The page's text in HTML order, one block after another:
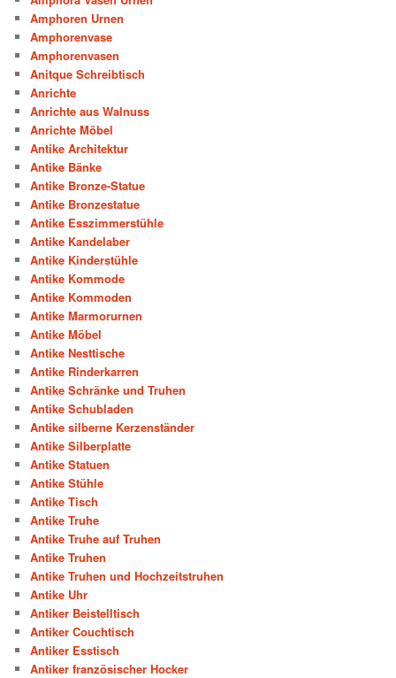
Amphoren Urnen
Amphorenvase
Amphorenvasen
Anitque Schreibtisch
Anrichte
Anrichte aus Walnuss
Anrichte Möbel
Antike Architektur
Antike Bänke
Antike Bronze-Statue
Antike Bronzestatue
Antike Esszimmerstühle
Antike Kandelaber
Antike Kinderstühle
Antike Kommode
Antike Kommoden
Antike Marmorurnen
Antike Möbel
Antike Nesttische
Antike Rinderkarren
Antike Schränke und Truhen
Antike Schubladen
Antike silberne Kerzenständer
Antike Silberplatte
Antike Statuen
Antike Stühle
Antike Tisch
Antike Truhe
Antike Truhe auf Truhen
Antike Truhen
Antike Truhen und Hochzeitstruhen
Antike Uhr
Antiker Beistelltisch
Antiker Couchtisch
Antiker Esstisch
Antiker französischer Hocker